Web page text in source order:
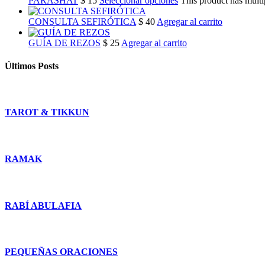
CONSULTA SEFIRÓTICA $ 40 Agregar al carrito
GUÍA DE REZOS $ 25 Agregar al carrito
Últimos Posts
TAROT & TIKKUN
RAMAK
RABÍ ABULAFIA
PEQUEÑAS ORACIONES